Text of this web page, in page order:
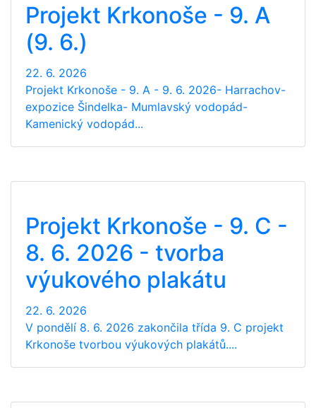
Projekt Krkonoše - 9. A
(9. 6.)
22. 6. 2026
Projekt Krkonoše - 9. A - 9. 6. 2026- Harrachov-
expozice Šindelka- Mumlavský vodopád-
Kamenický vodopád...
Projekt Krkonoše - 9. C -
8. 6. 2026 - tvorba
výukového plakátu
22. 6. 2026
V pondělí 8. 6. 2026 zakončila třída 9. C projekt
Krkonoše tvorbou výukových plakátů....